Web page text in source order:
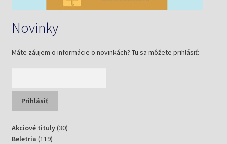
Novinky
Máte záujem o informácie o novinkách? Tu sa môžete prihlásiť:
Akciové tituly 3030
Beletria 119119